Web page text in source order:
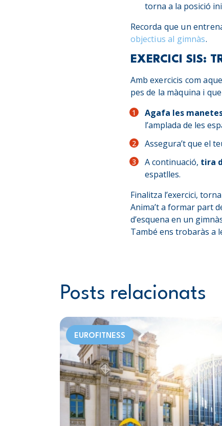
torna a la posició
Recorda que un
objectius al gimnàs.
EXERCICI SIS:
Amb exercicis com
pes de la màquina i
Agafa les
l’amplada de les
Assegura’t que el
A continuació, tira
espatlles.
Finalitza l’exercici,
Anima’t a formar part
d’esquena en un
També ens trobaràs a
Posts relacionats
EUROFITNESS